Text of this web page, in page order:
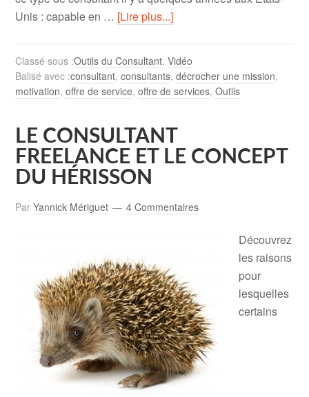
Unis : capable en … [Lire plus...]
Classé sous :Outils du Consultant,Vidéo
Balisé avec :consultant,consultants,décrocher une mission,
motivation,offre de service,offre de services,Outils
LE CONSULTANT
FREELANCE ET LE CONCEPT
DU HÉRISSON
ParYannick Mériguet 4 Commentaires
Découvrez
les raisons
pour
lesquelles
certains